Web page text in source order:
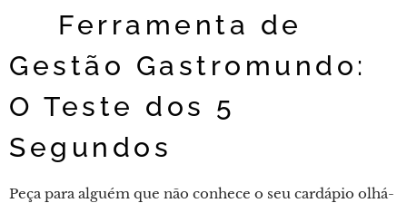
💡 Ferramenta de
Gestão Gastromundo:
O Teste dos 5
Segundos
Peça para alguém que não conhece o seu cardápio olhá-